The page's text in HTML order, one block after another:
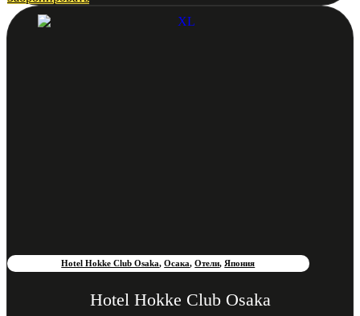
Hotel Hokke Club Osaka,Осака,Отели, Япония
Hotel Hokke Club Osaka